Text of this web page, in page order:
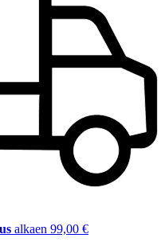
alkaen 99,00 €